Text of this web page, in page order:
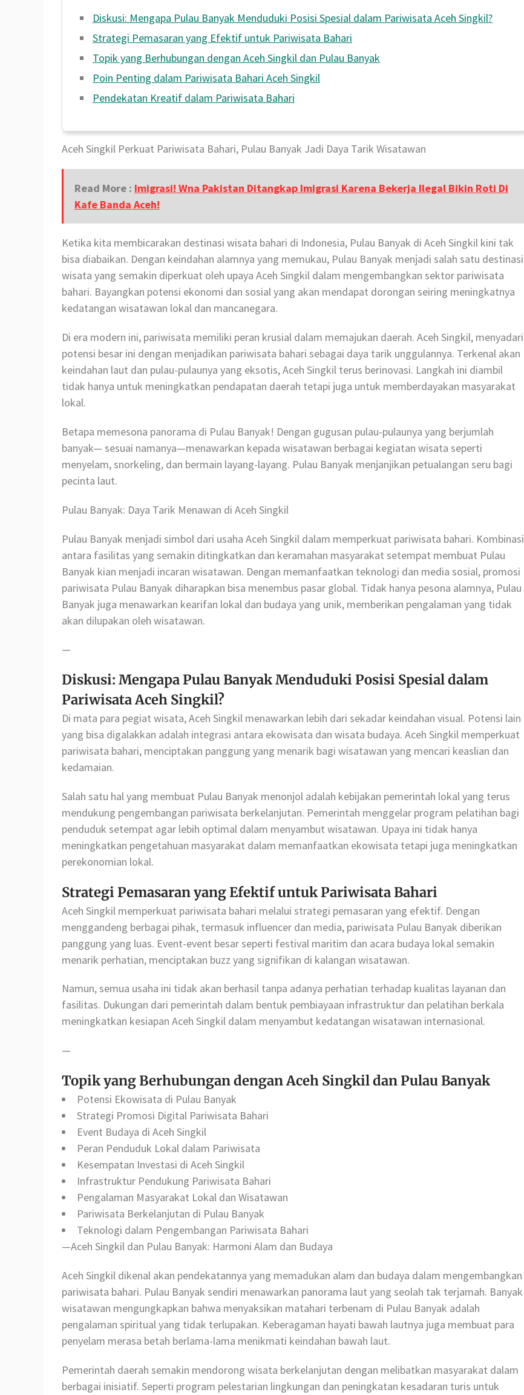
Diskusi: Mengapa Pulau Banyak Menduduki Posisi Spesial dalam Pariwisata Aceh Singkil?
Strategi Pemasaran yang Efektif untuk Pariwisata Bahari
Topik yang Berhubungan dengan Aceh Singkil dan Pulau Banyak
Poin Penting dalam Pariwisata Bahari Aceh Singkil
Pendekatan Kreatif dalam Pariwisata Bahari
Aceh Singkil Perkuat Pariwisata Bahari, Pulau Banyak Jadi Daya Tarik Wisatawan
Read More : Imigrasi! Wna Pakistan Ditangkap Imigrasi Karena Bekerja Ilegal Bikin Roti Di
Kafe Banda Aceh!
Ketika kita membicarakan destinasi wisata bahari di Indonesia, Pulau Banyak di Aceh Singkil kini tak
bisa diabaikan. Dengan keindahan alamnya yang memukau, Pulau Banyak menjadi salah satu destinasi
wisata yang semakin diperkuat oleh upaya Aceh Singkil dalam mengembangkan sektor pariwisata
bahari. Bayangkan potensi ekonomi dan sosial yang akan mendapat dorongan seiring meningkatnya
kedatangan wisatawan lokal dan mancanegara.
Di era modern ini, pariwisata memiliki peran krusial dalam memajukan daerah. Aceh Singkil, menyadari
potensi besar ini dengan menjadikan pariwisata bahari sebagai daya tarik unggulannya. Terkenal akan
keindahan laut dan pulau-pulaunya yang eksotis, Aceh Singkil terus berinovasi. Langkah ini diambil
tidak hanya untuk meningkatkan pendapatan daerah tetapi juga untuk memberdayakan masyarakat
lokal.
Betapa memesona panorama di Pulau Banyak! Dengan gugusan pulau-pulaunya yang berjumlah
banyak— sesuai namanya—menawarkan kepada wisatawan berbagai kegiatan wisata seperti
menyelam, snorkeling, dan bermain layang-layang. Pulau Banyak menjanjikan petualangan seru bagi
pecinta laut.
Pulau Banyak: Daya Tarik Menawan di Aceh Singkil
Pulau Banyak menjadi simbol dari usaha Aceh Singkil dalam memperkuat pariwisata bahari. Kombinasi
antara fasilitas yang semakin ditingkatkan dan keramahan masyarakat setempat membuat Pulau
Banyak kian menjadi incaran wisatawan. Dengan memanfaatkan teknologi dan media sosial, promosi
pariwisata Pulau Banyak diharapkan bisa menembus pasar global. Tidak hanya pesona alamnya, Pulau
Banyak juga menawarkan kearifan lokal dan budaya yang unik, memberikan pengalaman yang tidak
akan dilupakan oleh wisatawan.
—
Diskusi: Mengapa Pulau Banyak Menduduki Posisi Spesial dalam
Pariwisata Aceh Singkil?
Di mata para pegiat wisata, Aceh Singkil menawarkan lebih dari sekadar keindahan visual. Potensi lain
yang bisa digalakkan adalah integrasi antara ekowisata dan wisata budaya. Aceh Singkil memperkuat
pariwisata bahari, menciptakan panggung yang menarik bagi wisatawan yang mencari keaslian dan
kedamaian.
Salah satu hal yang membuat Pulau Banyak menonjol adalah kebijakan pemerintah lokal yang terus
mendukung pengembangan pariwisata berkelanjutan. Pemerintah menggelar program pelatihan bagi
penduduk setempat agar lebih optimal dalam menyambut wisatawan. Upaya ini tidak hanya
meningkatkan pengetahuan masyarakat dalam memanfaatkan ekowisata tetapi juga meningkatkan
perekonomian lokal.
Strategi Pemasaran yang Efektif untuk Pariwisata Bahari
Aceh Singkil memperkuat pariwisata bahari melalui strategi pemasaran yang efektif. Dengan
menggandeng berbagai pihak, termasuk influencer dan media, pariwisata Pulau Banyak diberikan
panggung yang luas. Event-event besar seperti festival maritim dan acara budaya lokal semakin
menarik perhatian, menciptakan buzz yang signifikan di kalangan wisatawan.
Namun, semua usaha ini tidak akan berhasil tanpa adanya perhatian terhadap kualitas layanan dan
fasilitas. Dukungan dari pemerintah dalam bentuk pembiayaan infrastruktur dan pelatihan berkala
meningkatkan kesiapan Aceh Singkil dalam menyambut kedatangan wisatawan internasional.
—
Topik yang Berhubungan dengan Aceh Singkil dan Pulau Banyak
Potensi Ekowisata di Pulau Banyak
Strategi Promosi Digital Pariwisata Bahari
Event Budaya di Aceh Singkil
Peran Penduduk Lokal dalam Pariwisata
Kesempatan Investasi di Aceh Singkil
Infrastruktur Pendukung Pariwisata Bahari
Pengalaman Masyarakat Lokal dan Wisatawan
Pariwisata Berkelanjutan di Pulau Banyak
Teknologi dalam Pengembangan Pariwisata Bahari
—Aceh Singkil dan Pulau Banyak: Harmoni Alam dan Budaya
Aceh Singkil dikenal akan pendekatannya yang memadukan alam dan budaya dalam mengembangkan
pariwisata bahari. Pulau Banyak sendiri menawarkan panorama laut yang seolah tak terjamah. Banyak
wisatawan mengungkapkan bahwa menyaksikan matahari terbenam di Pulau Banyak adalah
pengalaman spiritual yang tidak terlupakan. Keberagaman hayati bawah lautnya juga membuat para
penyelam merasa betah berlama-lama menikmati keindahan bawah laut.
Pemerintah daerah semakin mendorong wisata berkelanjutan dengan melibatkan masyarakat dalam
berbagai inisiatif. Seperti program pelestarian lingkungan dan peningkatan kesadaran turis untuk